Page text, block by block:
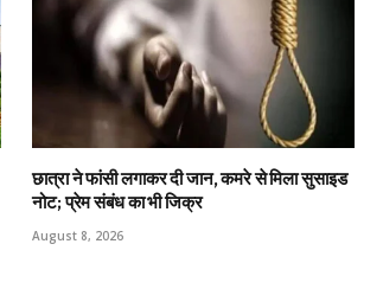
छात्रा ने फांसी लगाकर दी जान, कमरे से मिला सुसाइड
नोट; प्रेम संबंध का भी जिक्र
August 8, 2026